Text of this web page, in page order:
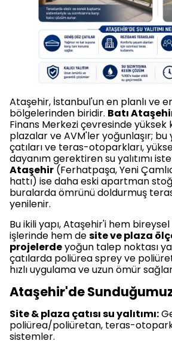
Ataşehir, İstanbul'un en planlı ve
bölgelerinden biridir. Batı
Finans Merkezi çevresinde yüksek
plazalar ve AVM'ler yoğunlaşır; bu
çatıları ve teras-otoparkları,
dayanım gerektiren su yalıtımı
Ataşehir (Ferhatpaşa, Yeni
hattı) ise daha eski apartman
buralarda ömrünü doldurmuş teras
yenilenir.
Bu ikili yapı, Ataşehir'i hem
işlerinde hem desite ve plaza
projelerdeyoğun talep noktası
çatılarda poliürea sprey ve
hızlı uygulama ve uzun ömür
Ataşehir'de
Site & plaza çatısı su yalıtımı:
poliürea/poliüretan, teras-
sistemler.